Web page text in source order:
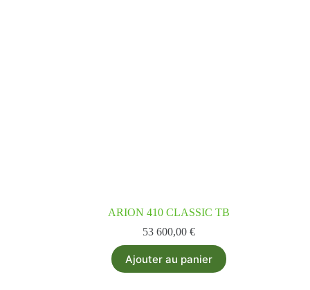
ARION 410 CLASSIC TB
53 600,00 €
Ajouter au panier